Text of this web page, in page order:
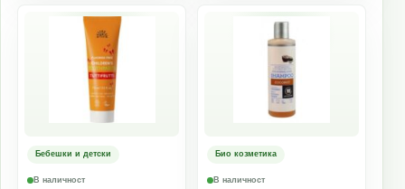
Бебешки и детски
В наличност
Био козметика
В наличност